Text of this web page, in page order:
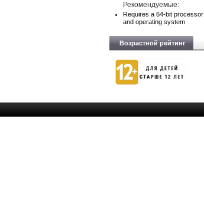
Рекомендуемые:
Requires a 64-bit processor
and operating system
Возрастной рейтинг